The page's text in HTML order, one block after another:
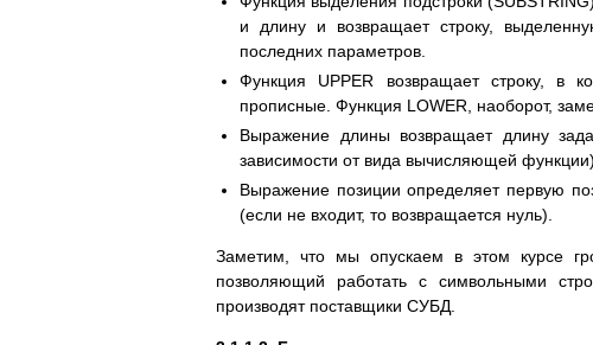
и длину и возвращает строку,
последних параметров.
Функция UPPER возвращает строку, в
прописные. Функция LOWER, наоборот,
Выражение длины возвращает длину
зависимости от вида вычисляющей
Выражение позиции определяет первую
(если не входит, то возвращается нуль).
Заметим, что мы опускаем в этом курсе
позволяющий работать с символьными
производят поставщики СУБД.